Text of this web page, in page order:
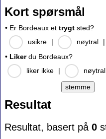
Kort spørsmål
• Er Bordeaux et trygt sted?
usikre
| nøytral |
• Likerdu Bordeaux?
liker ikke
| nøytral
Resultat
Resultat, basert på 0